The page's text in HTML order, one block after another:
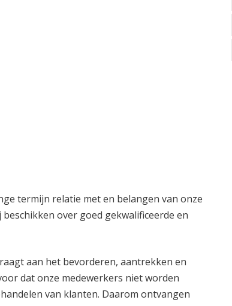
termijn relatie met en belangen van onze
over goed gekwalificeerde en
aan het bevorderen, aantrekken en
dat onze medewerkers niet worden
van klanten. Daarom ontvangen